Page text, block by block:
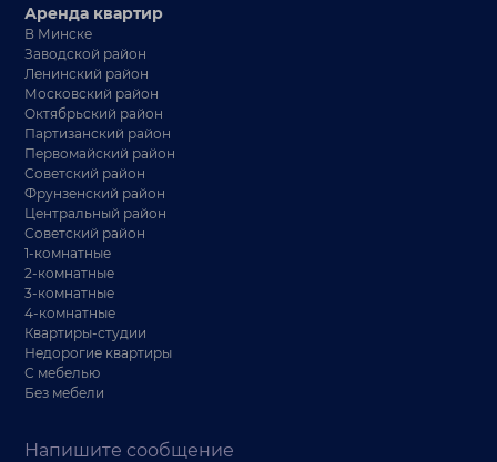
Напишите сообщение
Аренда квартир
В Минске
Заводской район
Ленинский район
Московский район
Октябрьский район
Партизанский район
Первомайский район
Советский район
Фрунзенский район
Центральный район
Советский район
1-комнатные
2-комнатные
3-комнатные
4-комнатные
Квартиры-студии
Недорогие квартиры
С мебелью
Без мебели